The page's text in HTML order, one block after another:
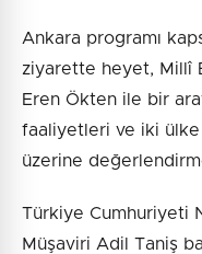
Ankara programı
ziyarette heyet, Millî
Eren Ökten ile bir
faaliyetleri ve iki ülke
üzerine
Türkiye Cumhuriyeti
Müşaviri Adil Taniş